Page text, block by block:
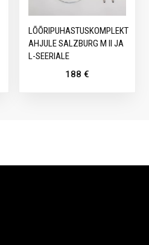
LÕÕRIPUHASTUSKOMPLEKT
AHJULE SALZBURG M II JA
L-SEERIALE
188 €